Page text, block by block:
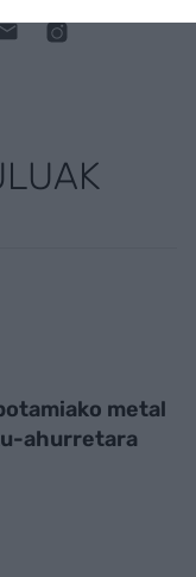
metal
ahurretara